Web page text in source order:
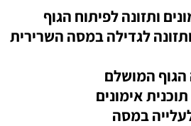
ותזונה לפיתוח הגוף
לגדילה במסה השרירית
המושלם
אימונים
במסה